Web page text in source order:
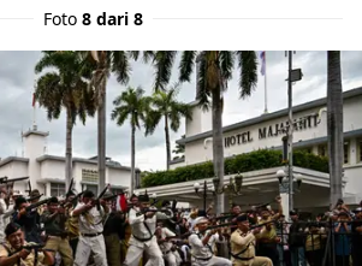
Foto 8 dari 8